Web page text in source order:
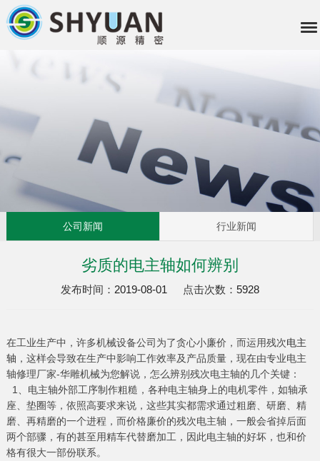
公司新闻 行业新闻
劣质的电主轴如何辨别
发布时间： 2019-08-01 点击次数： 5928
在工业生产中，许多机械设备公司为了贪心小廉价，而运用残次电主
轴 ，这样会导致在生产中影响工作效率及产品质量，现在由专业电主
轴修理厂家-华雕机械为您解说，怎么辨别残次电主轴的几个关键：
1、电主轴外部工序制作粗糙，各种电主轴身上的电机零件，如轴承
座、垫圈等，依照高要求来说，这些其实都需求通过粗磨、研磨、精
磨、再精磨的一个进程，而价格廉价的残次电主轴，一般会省掉后面
两个部骤，有的甚至用精车代替磨加工，因此电主轴的好坏，也和价
格有很大一部份联系。